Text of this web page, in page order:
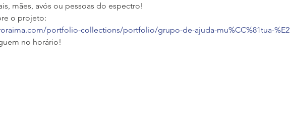
mães, avós ou pessoas do espectro!
o projeto:
portfolio-collections/portfolio/grupo-de-ajuda-mu%CC%81tua-
no horário!